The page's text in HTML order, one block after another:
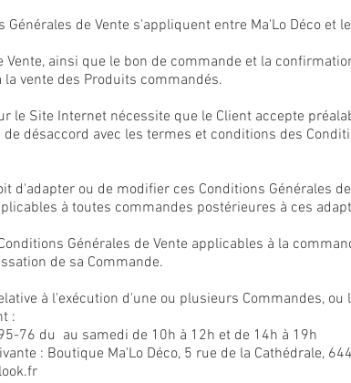
Générales de Vente s'appliquent entre Ma'Lo Déco et
Vente, ainsi que le bon de commande et la
la vente des Produits commandés.
le Site Internet nécessite que le Client accepte
désaccord avec les termes et conditions des
d'adapter ou de modifier ces Conditions Générales
à toutes commandes postérieures à ces
Générales de Vente applicables à la
de sa Commande.
à l'exécution d'une ou plusieurs Commandes,
:
76 du au samedi de 10h à 12h et de 14h à 19h
: Boutique Ma'Lo Déco, 5 rue de la Cathédrale,